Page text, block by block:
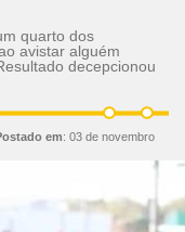
quarto dos
avistar alguém
decepcionou
em: 03 de novembro